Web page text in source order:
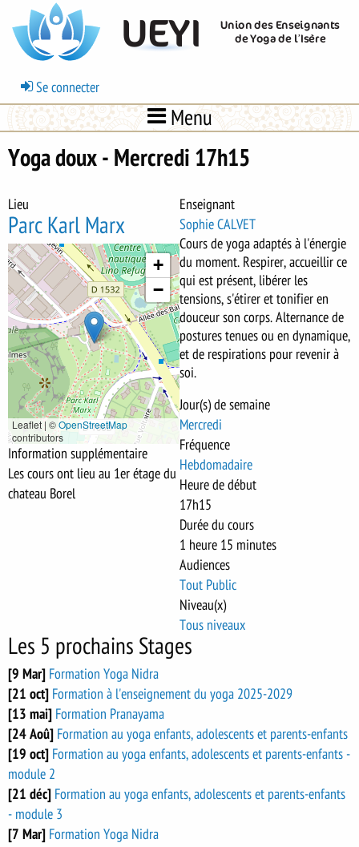
contenu
principal
UEYI
Union des Enseignants
de Yoga de l’Isère
Menu
du
compte
de
l'utilisateur
Se connecter
Menu
Yoga doux - Mercredi 17h15
Lieu
Parc Karl Marx
+
−
Leaflet | ©OpenStreetMap
contributors
Information supplémentaire
Les cours ont lieu au 1er étage du
chateau Borel
Enseignant
Sophie CALVET
Body
Cours de yoga adaptés à l'énergie
du moment. Respirer, accueillir ce
qui est présent, libérer les
tensions, s'étirer et tonifier en
douceur son corps. Alternance de
postures tenues ou en dynamique,
et de respirations pour revenir à
soi.
Jour(s) de semaine
Mercredi
Fréquence
Hebdomadaire
Heure de début
17h15
Durée du cours
1 heure 15 minutes
Audiences
Tout Public
Niveau(x)
Tous niveaux
Les 5 prochains Stages
[9 Mar] Formation Yoga Nidra
[21 oct] Formation à l'enseignement du yoga 2025-2029
[13 mai] Formation Pranayama
[24 Aoû] Formation au yoga enfants, adolescents et parents-enfants
[19 oct] Formation au yoga enfants, adolescents et parents-enfants -
module 2
[21 déc] Formation au yoga enfants, adolescents et parents-enfants
- module 3
[7 Mar] Formation Yoga Nidra